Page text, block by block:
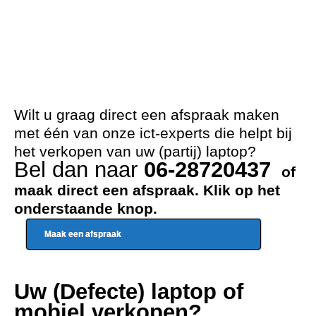
Wilt u graag direct een afspraak maken
met één van onze ict-experts die helpt bij
het verkopen van uw (partij) laptop?
Bel dan naar 06-28720437
of
maak direct een afspraak. Klik op het
onderstaande knop.
Maak een afspraak
Uw (Defecte) laptop of